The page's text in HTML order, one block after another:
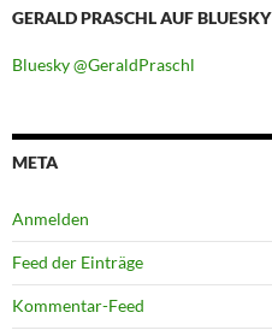
GERALD PRASCHL AUF BLUESKY
Bluesky @GeraldPraschl
META
Anmelden
Feed der Einträge
Kommentar-Feed